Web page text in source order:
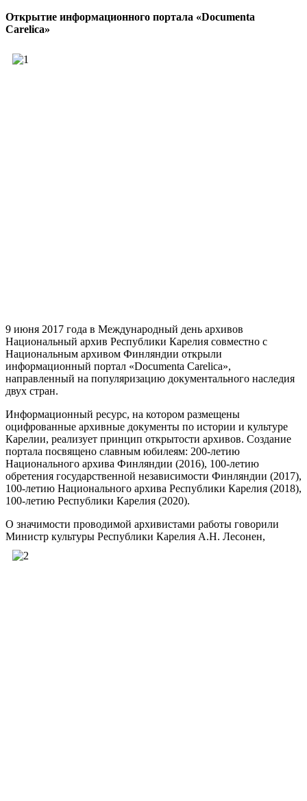
Открытие информационного портала «Documenta
Carelica»
9 июня 2017 года в Международный день архивов
Национальный архив Республики Карелия совместно с
Национальным архивом Финляндии открыли
информационный портал «Documenta Carelica»,
направленный на популяризацию документального наследия
двух стран.
Информационный ресурс, на котором размещены
оцифрованные архивные документы по истории и культуре
Карелии, реализует принцип открытости архивов. Создание
портала посвящено славным юбилеям: 200-летию
Национального архива Финляндии (2016), 100-летию
обретения государственной независимости Финляндии (2017),
100-летию Национального архива Республики Карелия (2018),
100-летию Республики Карелия (2020).
О значимости проводимой архивистами работы говорили
Министр культуры Республики Карелия А.Н. Лесонен,